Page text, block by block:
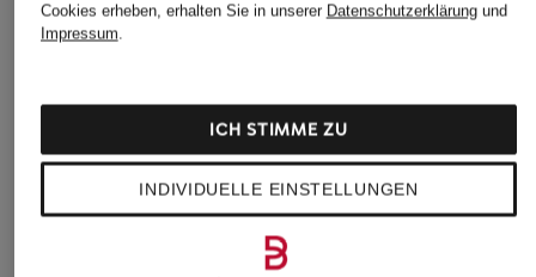
monari
Materialmix
CHF 45
CHF 70
SANTOLINI im
Materialmix
CHF 50
Ursprünglich:CHF 70
Ursprünglich:CHF 109
Cookies erheben, erhalten Sie in unserer Datenschutzerklärungund
Impressum.
INDIVIDUELLE EINSTELLUNGEN
ICH STIMME ZU